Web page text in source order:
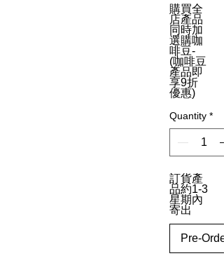
購買全
店產品
同時加
選購咖
啡豆-
(咖啡豆
產品即
享9折
優惠)
Quantity *
訂貨產
品約1-3
星期內
寄出
Pre-Order